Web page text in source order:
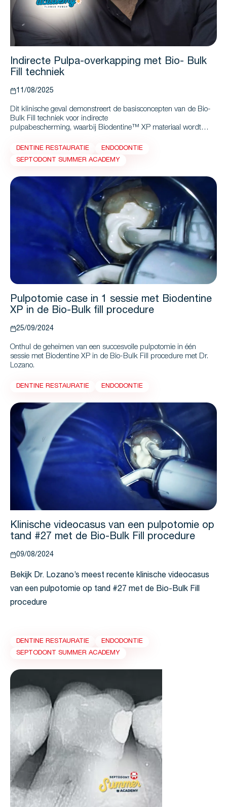
Indirecte Pulpa-overkapping met Bio- Bulk
Fill techniek
11/08/2025
Dit klinische geval demonstreert de basisconcepten van de Bio-
Bulk Fill techniek voor indirecte
pulpabescherming, waarbij Biodentine™ XP materiaal wordt
cariëslaesie uit te voeren.
DENTINE RESTAURATIE
ENDODONTIE
SEPTODONT SUMMER ACADEMY
Pulpotomie case in 1 sessie met Biodentine
XP in de Bio-Bulk fill procedure
25/09/2024
Onthul de geheimen van een succesvolle pulpotomie in één
sessie met Biodentine XP in de Bio-Bulk Fill procedure met Dr.
Lozano.
DENTINE RESTAURATIE ENDODONTIE
Klinische videocasus van een pulpotomie op
tand #27 met de Bio-Bulk Fill procedure
09/08/2024
Bekijk Dr. Lozano’s meest recente klinische videocasus
van een pulpotomie op tand #27 met de Bio-Bulk Fill
procedure
DENTINE RESTAURATIE
ENDODONTIE
SEPTODONT SUMMER ACADEMY